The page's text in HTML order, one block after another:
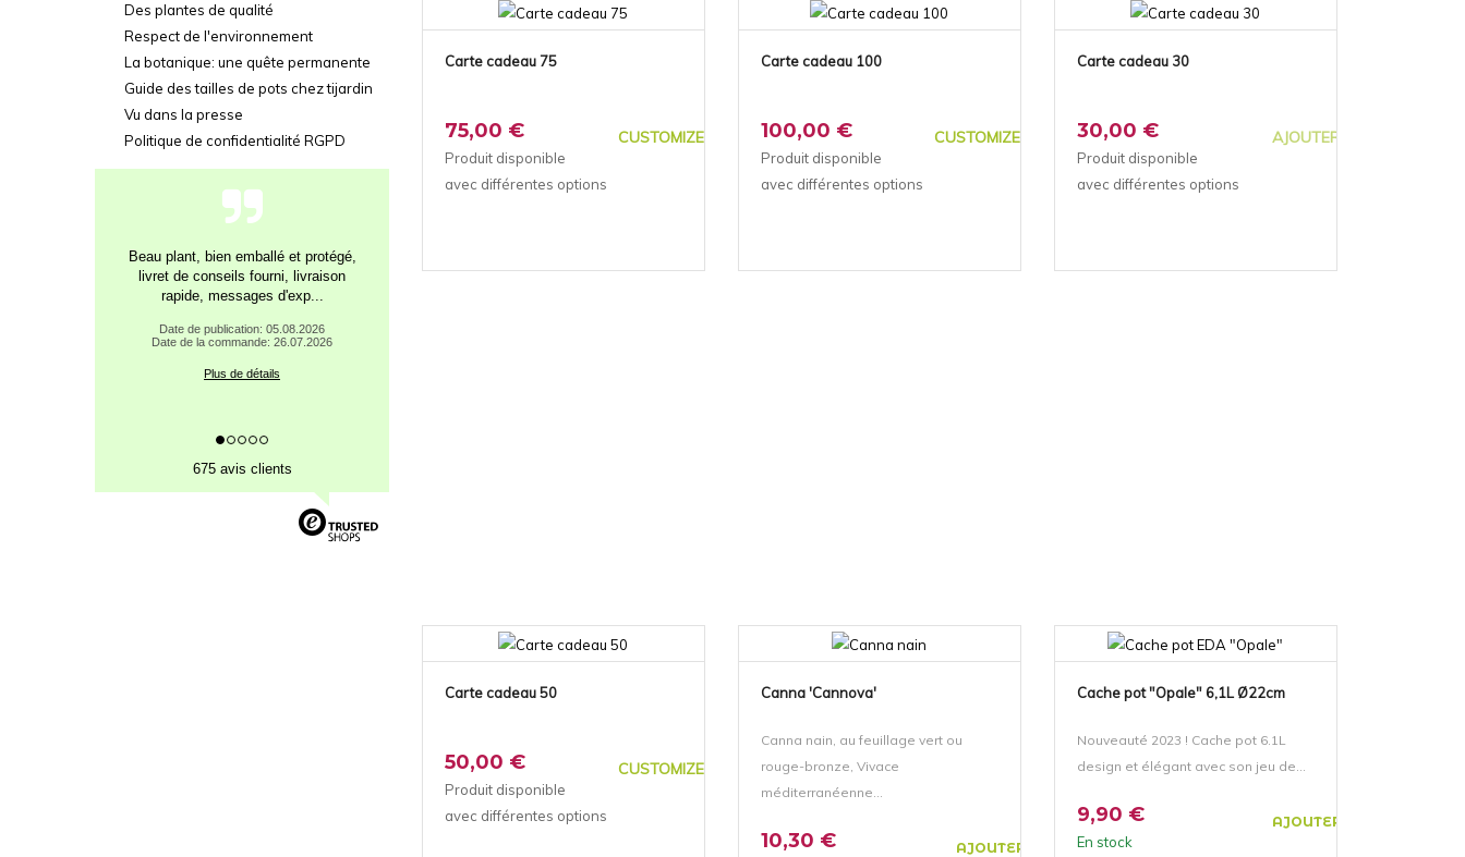
Des plantes de qualité
Respect de l'environnement
La botanique: une quête permanente
Guide des tailles de pots chez tijardin
Vu dans la presse
Politique de confidentialité RGPD
Excellente maison Plantes
merveilleuses Je suis enchantée Merci
beaucoup
Date de publication: 03.08.2026
Date de la commande: 25.07.2026
Plus de détails
675 avis clients
Carte cadeau 75
75,00 € CUSTOMIZE
Produit disponible
avec différentes options
Carte cadeau 100
100,00 € CUSTOMIZE
Produit disponible
avec différentes options
Carte cadeau 30
30,00 € AJOUTER AU PANIER
Produit disponible
avec différentes options
Carte cadeau 50
50,00 € CUSTOMIZE
Produit disponible
avec différentes options
Canna 'Cannova'
Canna nain, au feuillage vert ou
rouge-bronze, Vivace
méditerranéenne...
10,30 € AJOUTER AU PANIER
Cache pot "Opale" 6,1L Ø22cm
Nouveauté 2023 ! Cache pot 6.1L
design et élégant avec son jeu de...
9,90 € AJOUTER AU PANIER
En stock